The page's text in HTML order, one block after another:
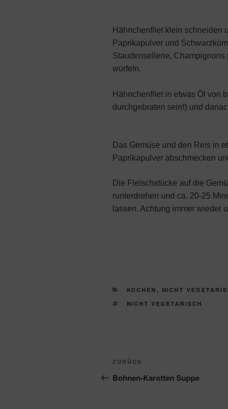
Hähnchenfilet klein schneiden
Paprikapulver und
Staudensellerie, Champignons
würfeln.
Hähnchenfilet in etwas Öl von
durchgebraten sein!) und
Das Gemüse und den Reis in
Paprikapulver abschmecken
Die Fleischstücke auf die
runterdrehen und ca. 20-25
lassen. Achtung immer wieder
KATEGORIEN
KOCHEN , NICHT
SCHLAGWÖRTER
NICHT VEGETARISCH
Beitragsnavigation
Vorheriger
Beitrag
ZURÜCK
Bohnen-Karotten Suppe